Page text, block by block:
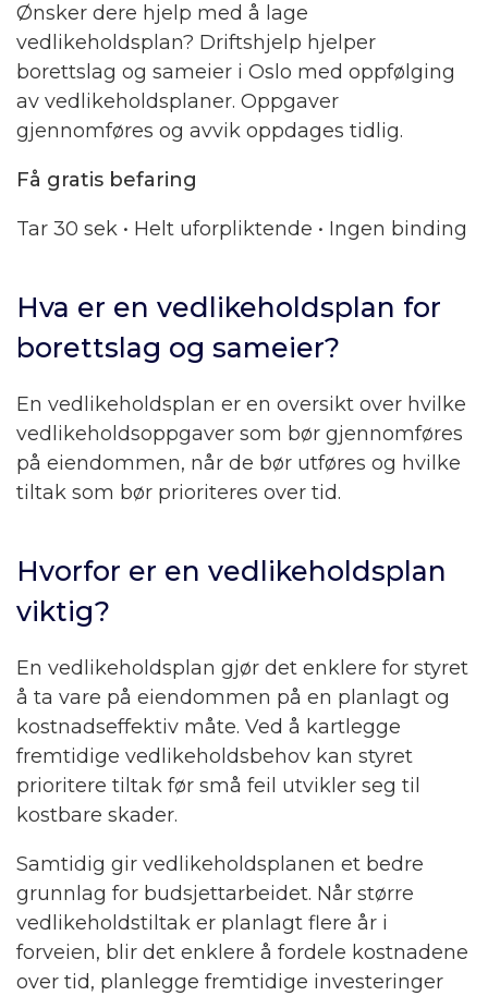
Ønsker dere hjelp med å lage
vedlikeholdsplan? Driftshjelp hjelper
borettslag og sameier i Oslo med oppfølging
av vedlikeholdsplaner. Oppgaver
gjennomføres og avvik oppdages tidlig.
Få gratis befaring
Tar 30 sek • Helt uforpliktende • Ingen binding
Hva er en vedlikeholdsplan for
borettslag og sameier?
En vedlikeholdsplan er en oversikt over hvilke
vedlikeholdsoppgaver som bør gjennomføres
på eiendommen, når de bør utføres og hvilke
tiltak som bør prioriteres over tid.
Hvorfor er en vedlikeholdsplan
viktig?
En vedlikeholdsplan gjør det enklere for styret
å ta vare på eiendommen på en planlagt og
kostnadseffektiv måte. Ved å kartlegge
fremtidige vedlikeholdsbehov kan styret
prioritere tiltak før små feil utvikler seg til
kostbare skader.
Samtidig gir vedlikeholdsplanen et bedre
grunnlag for budsjettarbeidet. Når større
vedlikeholdstiltak er planlagt flere år i
forveien, blir det enklere å fordele kostnadene
over tid, planlegge fremtidige investeringer